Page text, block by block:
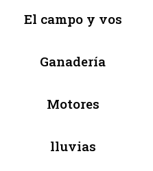
El campo y vos
Ganadería
Motores
lluvias